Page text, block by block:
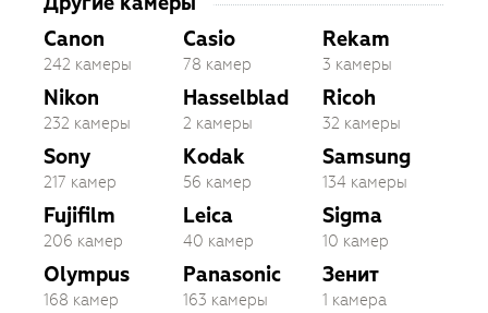
Canon
242 камеры
Nikon
232 камеры
Sony
217 камер
Fujifilm
206 камер
Olympus
168 камер
Casio
78 камер
Hasselblad
2 камеры
Kodak
56 камер
Leica
40 камер
Panasonic
163 камеры
Rekam
3 камеры
Ricoh
32 камеры
Samsung
134 камеры
Sigma
10 камер
Зенит
1 камера